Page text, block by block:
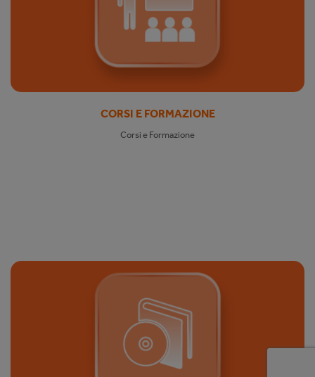
CORSI E FORMAZIONE
Corsi e Formazione